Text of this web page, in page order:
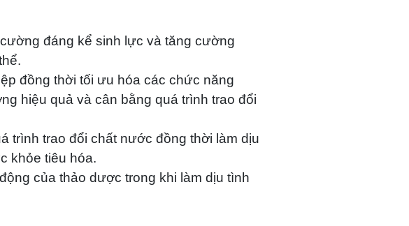
đáng kể sinh lực và tăng cường
đồng thời tối ưu hóa các chức năng
hiệu quả và cân bằng quá trình trao đổi
trình trao đổi chất nước đồng thời làm dịu
khỏe tiêu hóa.
của thảo dược trong khi làm dịu tình